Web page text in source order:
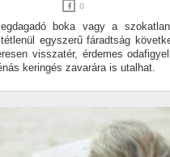
0
boka vagy a
egyszerű fáradtság
visszatér, érdemes
keringés zavarára is utalhat.